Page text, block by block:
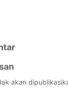
akan